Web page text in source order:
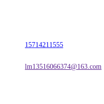
15714211555
lm13516066374@163.com